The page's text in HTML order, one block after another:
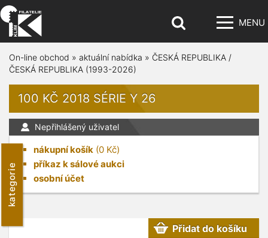
MENU
kategorie
On-line obchod » aktuální nabídka » ČESKÁ REPUBLIKA /
ČESKÁ REPUBLIKA (1993-2026)
100 KČ 2018 SÉRIE Y 26
Nepřihlášený uživatel
nákupní košík (0 Kč)
příkaz k sálové aukci
osobní účet
Přidat do košíku